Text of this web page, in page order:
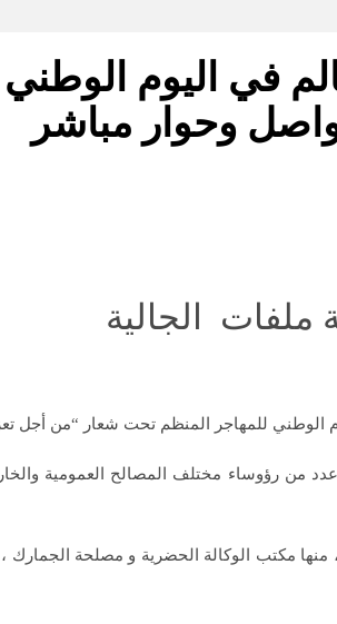
في اليوم
وحوار مباشر
الجالية
رؤوساء مختلف المصالح العمومية
مكتب الوكالة الحضرية و مصلحة الجمارك